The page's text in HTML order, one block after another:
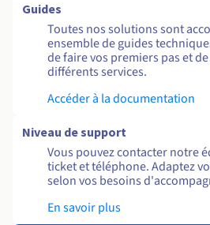
Guides
Toutes nos solutions sont
ensemble de guides
de faire vos premiers pas et
différents services.
Accéder à la documentation
Niveau de support
Vous pouvez contacter notre
ticket et téléphone. Adaptez
selon vos besoins
En savoir plus